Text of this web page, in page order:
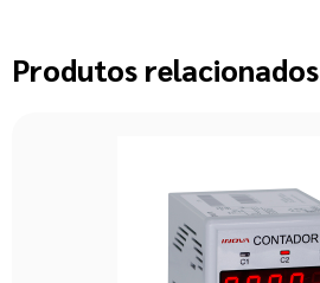
Produtos relacionados